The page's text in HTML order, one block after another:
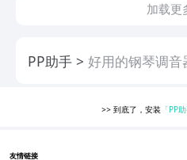
加载更
PP助手 好用的钢琴调
>> 到底了，安装 「PP
友情链接